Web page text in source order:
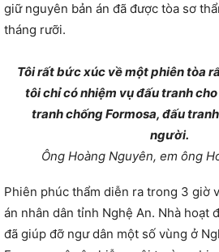
giữ nguyên bản án đã được tòa sơ
tháng rưỡi.
Tôi rất bức xúc về một phiên tòa
tôi chỉ có nhiệm vụ đấu tranh
tranh chống Formosa, đấu
người.
Ông Hoàng Nguyên, em ông
Phiên phúc thẩm diễn ra trong 3 giờ
án nhân dân tỉnh Nghệ An. Nhà hoạt
đã giúp đỡ ngư dân một số vùng ở